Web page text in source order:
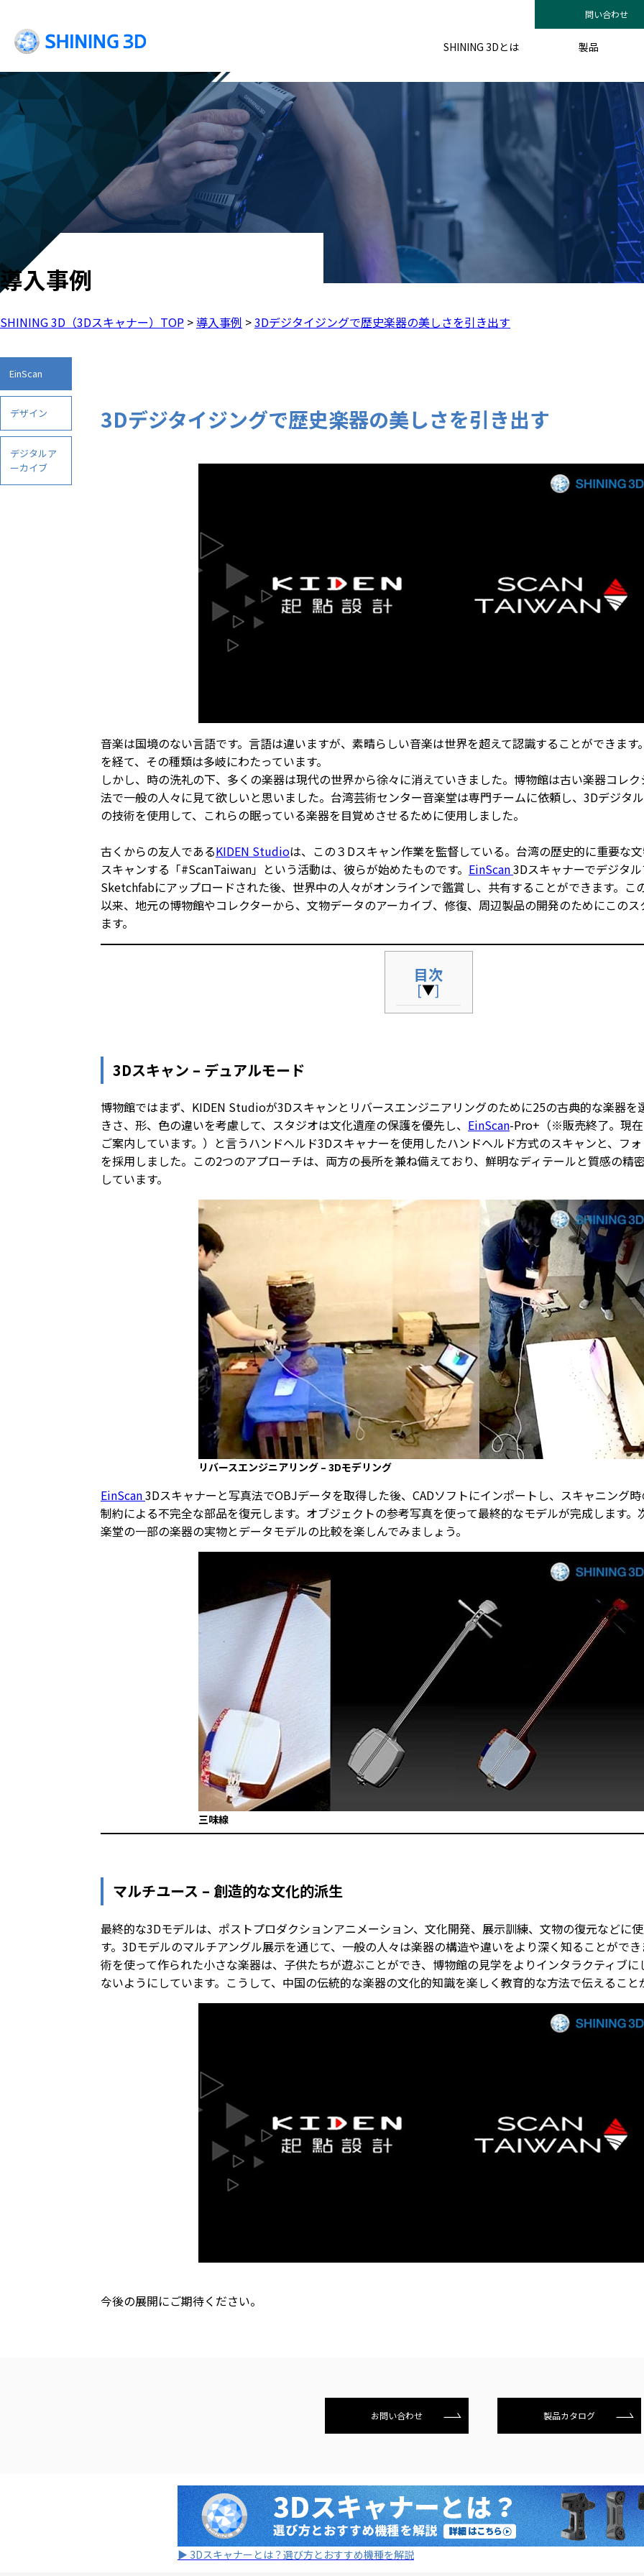
問い合わせ
SHINING 3Dとは 製品
導入事例
SHINING 3D（3Dスキャナー）TOP >導入事例 >3Dデジタイジングで歴史楽器の美しさを引き出す
3Dデジタイジングで歴史楽器の美しさを引き出す
音楽は国境のない言語です。言語は違いますが、素晴らしい音楽は世界を超えて認識することができます
を経て、その種類は多岐にわたっています。
しかし、時の洗礼の下、多くの楽器は現代の世界から徐々に消えていきました。博物館は古い楽器コレ
法で一般の人々に見て欲しいと思いました。台湾芸術センター音楽堂は専門チームに依頼し、3Dデジタ
の技術を使用して、これらの眠っている楽器を目覚めさせるために使用しました。
古くからの友人であるKIDEN Studioは、この３Dスキャン作業を監督している。台湾の歴史的に重要な
スキャンする「#ScanTaiwan」という活動は、彼らが始めたものです。 EinScan3Dスキャナーでデジタル
Sketchfabにアップロードされた後、世界中の人々がオンラインで鑑賞し、共有することができます。こ
以来、地元の博物館やコレクターから、文物データのアーカイブ、修復、周辺製品の開発のためにこの
ます。
目次
[▼]
3Dスキャン – デュアルモード
博物館ではまず、KIDEN Studioが3Dスキャンとリバースエンジニアリングのために25の古典的な楽器を
きさ、形、色の違いを考慮して、スタジオは文化遺産の保護を優先し、 EinScan-Pro+（※販売終了。現
ご案内しています。）と言うハンドヘルド3Dスキャナーを使用したハンドヘルド方式のスキャンと、フ
を採用しました。この2つのアプローチは、両方の長所を兼ね備えており、鮮明なディテールと質感の精
しています。
リバースエンジニアリング – 3Dモデリング
EinScan3Dスキャナーと写真法でOBJデータを取得した後、CADソフトにインポートし、スキャニング
制約による不完全な部品を復元します。オブジェクトの参考写真を使って最終的なモデルが完成します。
楽堂の一部の楽器の実物とデータモデルの比較を楽しんでみましょう。
三味線
マルチユース – 創造的な文化的派生
最終的な3Dモデルは、ポストプロダクションアニメーション、文化開発、展示訓練、文物の復元などに
す。3Dモデルのマルチアングル展示を通じて、一般の人々は楽器の構造や違いをより深く知ることがで
術を使って作られた小さな楽器は、子供たちが遊ぶことができ、博物館の見学をよりインタラクティブ
ないようにしています。こうして、中国の伝統的な楽器の文化的知識を楽しく教育的な方法で伝えること
今後の展開にご期待ください。
EinScan
デザイン
デジタルア
ーカイブ
お問い合わせ 製品カタログ
▶ 3Dスキャナーとは？選び方とおすすめ機種を解説